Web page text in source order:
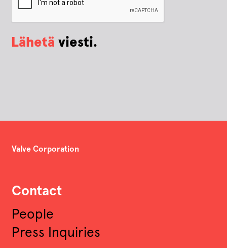
Lähetä viesti.
Valve Corporation
Contact
People
Press Inquiries